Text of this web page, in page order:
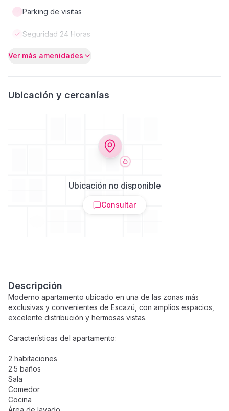
Parking de visitas
Seguridad 24 Horas
Ver más amenidades
Ubicación y cercanías
Ubicación no disponible
Consultar
Descripción
Moderno apartamento ubicado en una de las zonas más
exclusivas y convenientes de Escazú, con amplios espacios,
excelente distribución y hermosas vistas.
Características del apartamento:
2 habitaciones
2.5 baños
Sala
Comedor
Cocina